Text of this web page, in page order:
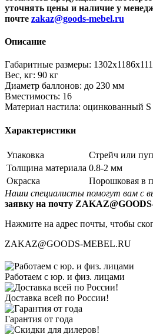
уточнять цены и наличие у
почте zakaz@goods-mebel.ru
Описание
Габаритные размеры:
Вес, кг: 90 кг
Диаметр баллонов: до 230 мм
Вместимость: 16
Материал настила: оцинкованный
Характеристики
Упаковка
Стрейч или
Толщина материала 0.8-2 мм
Окраска
Порошковая в
Наши специалисты помогут вам с
заявку на почту
Нажмите на адрес почты, чтобы
ZAKAZ@GOODS-MEBEL.RU
Работаем с юр. и физ. лицами
Доставка всей по России!
Гарантия от года